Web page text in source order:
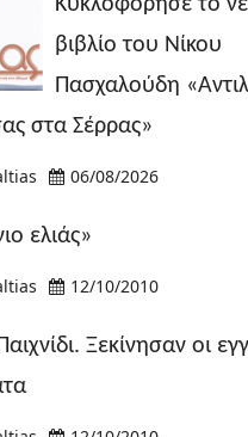
βιβλίο του Νίκου
Πασχαλούδη
στα Σέρρας»
06/08/2026
ελιάς»
12/10/2010
Ξεκίνησαν οι